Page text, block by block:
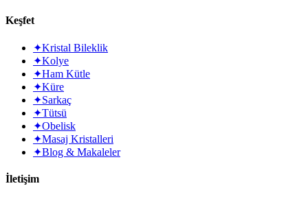
Keşfet
✦Kristal Bileklik
✦Kolye
✦Ham Kütle
✦Küre
✦Sarkaç
✦Tütsü
✦Obelisk
✦Masaj Kristalleri
✦Blog & Makaleler
İletişim